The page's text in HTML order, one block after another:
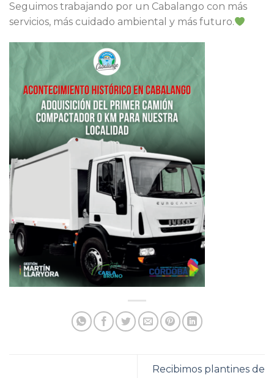
Seguimos trabajando por un Cabalango con más
servicios, más cuidado ambiental y más futuro.
Recibimos plantines de